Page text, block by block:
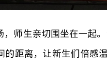
，师生亲切围坐在一起
的距离，让新生们倍感